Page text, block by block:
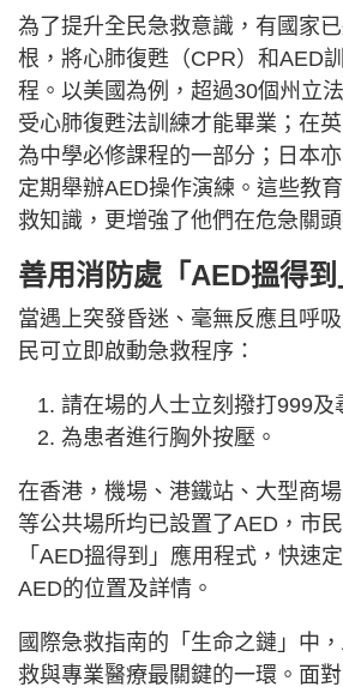
為了提升全民急救意識，有國家
根，將心肺復甦（CPR）和AED
程。以美國為例，超過30個州立
受心肺復甦法訓練才能畢業；在
為中學必修課程的一部分；日本
定期舉辦AED操作演練。這些教
救知識，更增強了他們在危急關
善用消防處「AED搵得
當遇上突發昏迷、毫無反應且呼
民可立即啟動急救程序：
請在場的人士立刻撥打999及
為患者進行胸外按壓。
在香港，機場、港鐵站、大型商
等公共場所均已設置了AED，市
「AED搵得到」應用程式，快速
AED的位置及詳情。
國際急救指南的「生命之鏈」中
救與專業醫療最關鍵的一環。面